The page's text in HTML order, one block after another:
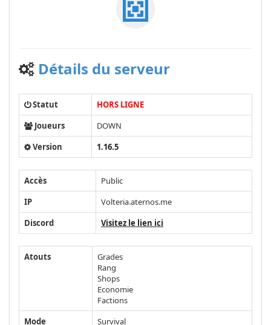
Détails du serveur
Statut
HORS LIGNE
Joueurs
DOWN
Version
1.16.5
Accès
Public
IP
Volteria.aternos.me
Discord
Visitez le lien ici
Atouts
Grades
Rang
Shops
Economie
Factions
Mode
Survival